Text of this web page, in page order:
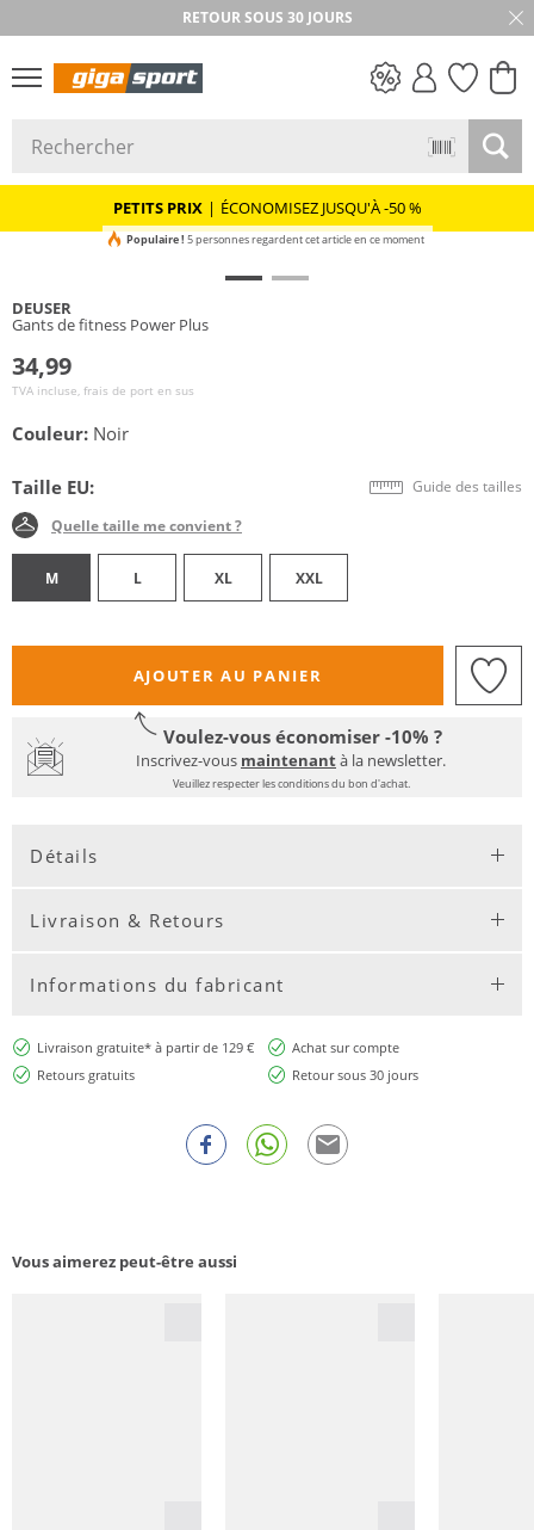
RETOUR SOUS 30 JOURS
PETITS PRIX | ÉCONOMISEZ JUSQU'À -50 %
Populaire ! 5 personnes regardent cet article en ce moment
DEUSER
Gants de fitness Power Plus
34,99
TVA incluse, frais de port en sus
Couleur: Noir
Taille EU: Guide des tailles
Quelle taille me convient ?
M L XL XXL
AJOUTER AU PANIER
Voulez-vous économiser -10% ?
Inscrivez-vous maintenantà la newsletter.
Veuillez respecter les conditions du bon d'achat.
Détails
Livraison & Retours
Informations du fabricant
Livraison gratuite* à partir de 129 €
Achat sur compte
Retours gratuits
Retour sous 30 jours
Vous aimerez peut-être aussi